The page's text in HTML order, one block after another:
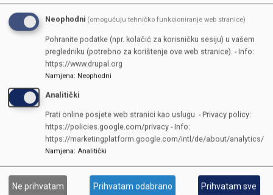
Udruženje Beri se
Više informcija
Link na web
Neophodni (omogućuju tehničko funkcioniranje web stranice)
Pohranite podatke (npr. kolačić za korisničku sesiju) u vašem
pregledniku (potrebno za korištenje ove web stranice). - Info:
https://www.drupal.org
Namjena: Neophodni
Analitički
Prati online posjete web stranici kao uslugu. - Privacy policy:
https://policies.google.com/privacy - Info:
https://marketingplatform.google.com/intl/de/about/analytics/
Namjena: Analitički
Ne prihvatam Prihvatam odabrano Prihvatam sve